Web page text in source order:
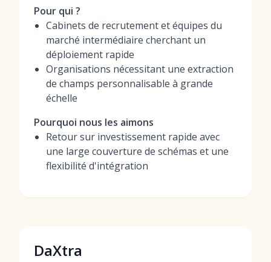
Pour qui ?
Cabinets de recrutement et équipes du
marché intermédiaire cherchant un
déploiement rapide
Organisations nécessitant une extraction
de champs personnalisable à grande
échelle
Pourquoi nous les aimons
Retour sur investissement rapide avec
une large couverture de schémas et une
flexibilité d'intégration
DaXtra